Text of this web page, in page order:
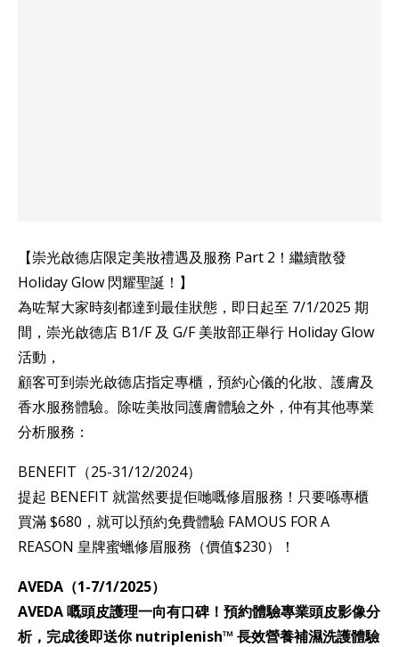
【崇光啟德店限定美妝禮遇及服務 Part 2！繼續散發
Holiday Glow 閃耀聖誕！】
為咗幫大家時刻都達到最佳狀態，即日起至 7/1/2025 期
間，崇光啟德店 B1/F 及 G/F 美妝部正舉行 Holiday Glow
活動，
顧客可到崇光啟德店指定專櫃，預約心儀的化妝、護膚及
香水服務體驗。除咗美妝同護膚體驗之外，仲有其他專業
分析服務：
BENEFIT（25-31/12/2024）
提起 BENEFIT 就當然要提佢哋嘅修眉服務！只要喺專櫃
買滿 $680，就可以預約免費體驗 FAMOUS FOR A
REASON 皇牌蜜蠟修眉服務（價值$230）！
AVEDA（1-7/1/2025）
AVEDA 嘅頭皮護理一向有口碑！預約體驗專業頭皮影像分
析，完成後即送你 nutriplenish™ 長效營養補濕洗護體驗